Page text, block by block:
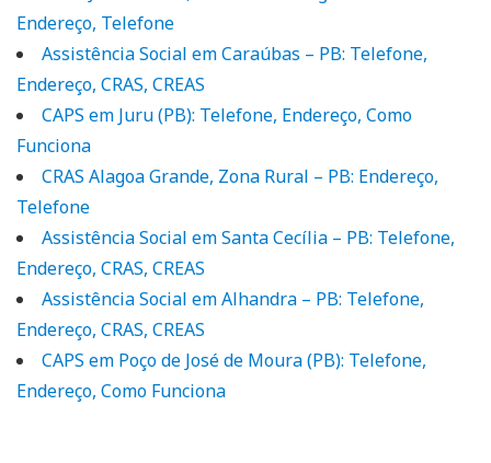
Endereço, Telefone
Assistência Social em Caraúbas – PB: Telefone,
Endereço, CRAS, CREAS
CAPS em Juru (PB): Telefone, Endereço, Como
Funciona
CRAS Alagoa Grande, Zona Rural – PB: Endereço,
Telefone
Assistência Social em Santa Cecília – PB: Telefone,
Endereço, CRAS, CREAS
Assistência Social em Alhandra – PB: Telefone,
Endereço, CRAS, CREAS
CAPS em Poço de José de Moura (PB): Telefone,
Endereço, Como Funciona